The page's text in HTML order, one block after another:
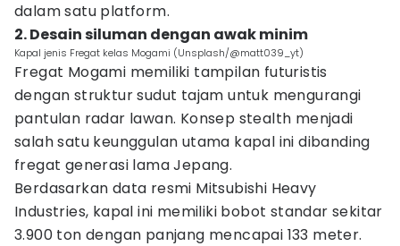
dalam satu platform.
2. Desain siluman dengan awak minim
Kapal jenis Fregat kelas Mogami (Unsplash/@matt039_yt)
Fregat Mogami memiliki tampilan futuristis
dengan struktur sudut tajam untuk mengurangi
pantulan radar lawan. Konsep stealth menjadi
salah satu keunggulan utama kapal ini dibanding
fregat generasi lama Jepang.
Berdasarkan data resmi Mitsubishi Heavy
Industries, kapal ini memiliki bobot standar sekitar
3.900 ton dengan panjang mencapai 133 meter.